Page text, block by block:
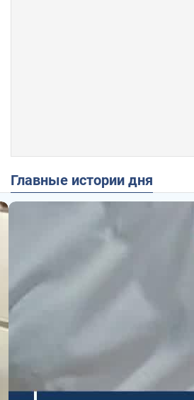
Главные истории дня